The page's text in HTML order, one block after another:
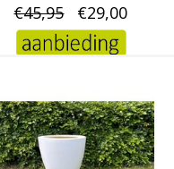
€45,95 €29,00